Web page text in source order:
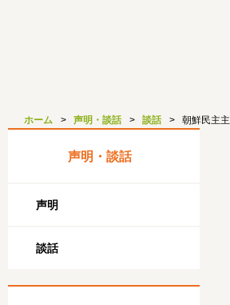
ホーム 声明・談話 談話 朝鮮民主
声明・談話
声明
談話